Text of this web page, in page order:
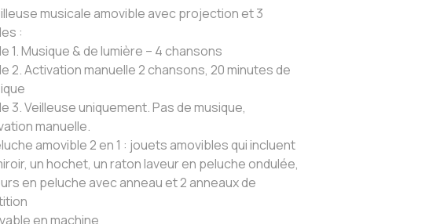
musicale amovible avec projection et 3
:
1. Musique & de lumière – 4 chansons
2. Activation manuelle 2 chansons, 20 minutes de
3. Veilleuse uniquement. Pas de musique,
manuelle.
amovible 2 en 1 : jouets amovibles qui incluent
un hochet, un raton laveur en peluche ondulée,
en peluche avec anneau et 2 anneaux de
en machine